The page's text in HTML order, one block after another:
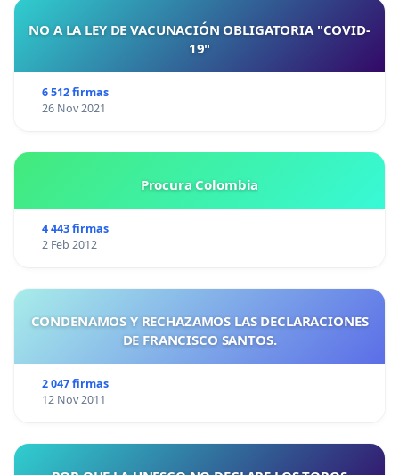
NO A LA LEY DE VACUNACIÓN OBLIGATORIA "COVID-
19"
6 512 firmas
26 Nov 2021
Procura Colombia
4 443 firmas
2 Feb 2012
CONDENAMOS Y RECHAZAMOS LAS DECLARACIONES
DE FRANCISCO SANTOS.
2 047 firmas
12 Nov 2011